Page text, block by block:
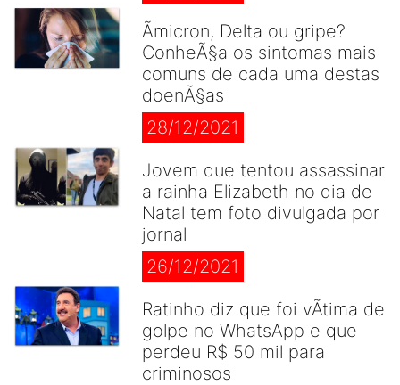
Ãmicron, Delta ou gripe?
ConheÃ§a os sintomas mais
comuns de cada uma destas
doenÃ§as
28/12/2021
Jovem que tentou assassinar
a rainha Elizabeth no dia de
Natal tem foto divulgada por
jornal
26/12/2021
Ratinho diz que foi vÃ­tima de
golpe no WhatsApp e que
perdeu R$ 50 mil para
criminosos